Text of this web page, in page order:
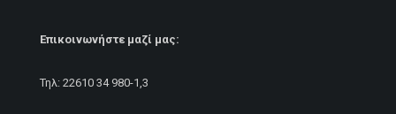
Επικοινωνήστε μαζί μας:
Τηλ: 22610 34 980-1,3